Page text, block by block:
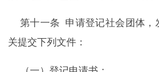
第十一条 申请登记社会团体，
关提交下列文件：